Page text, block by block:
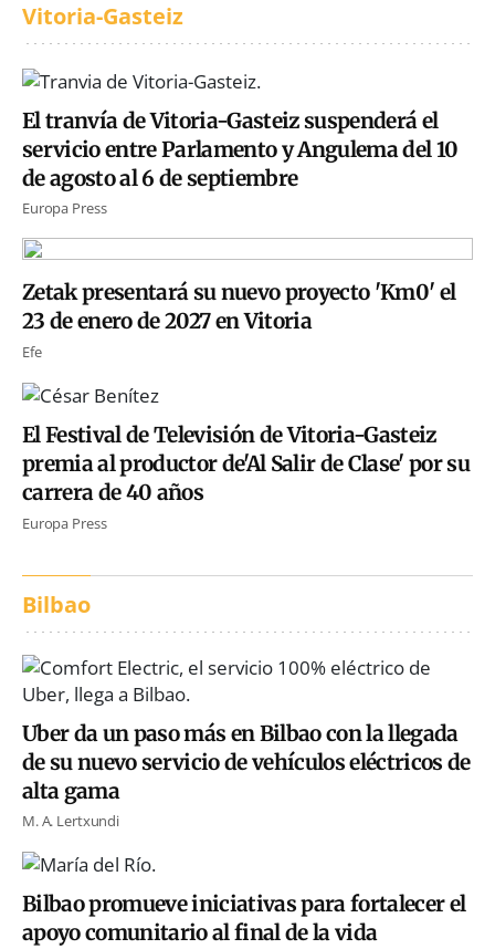
Vitoria-Gasteiz
El tranvía de Vitoria-Gasteiz suspenderá el
servicio entre Parlamento y Angulema del 10
de agosto al 6 de septiembre
Europa Press
Zetak presentará su nuevo proyecto 'Km0' el
23 de enero de 2027 en Vitoria
Efe
El Festival de Televisión de Vitoria-Gasteiz
premia al productor de'Al Salir de Clase' por su
carrera de 40 años
Europa Press
Bilbao
Uber da un paso más en Bilbao con la llegada
de su nuevo servicio de vehículos eléctricos de
alta gama
M. A. Lertxundi
Bilbao promueve iniciativas para fortalecer el
apoyo comunitario al final de la vida